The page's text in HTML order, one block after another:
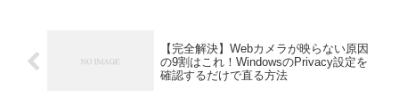
【完全解決】Webカメラが映らない原因
の9割はこれ！WindowsのPrivacy設定を
確認するだけで直る方法